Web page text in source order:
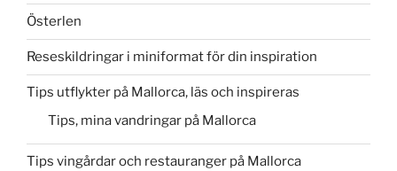
Österlen
Reseskildringar i miniformat för din inspiration
Tips utflykter på Mallorca, läs och inspireras
Tips, mina vandringar på Mallorca
Tips vingårdar och restauranger på Mallorca